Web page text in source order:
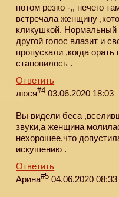
потом резко -,, нечего
встречала женщину
кликушкой. Нормальный
другой голос влазит и
пропускали ,когда
становилось .
Ответить
люся#4 03.06.2020 18:03
Вы видели беса
звуки,а женщина
нехорошее,что
искушению .
Ответить
Арина#5 04.06.2020 08:33